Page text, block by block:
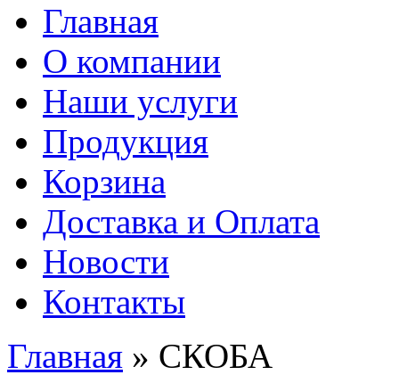
Главная
О компании
Наши услуги
Продукция
Корзина
Доставка и Оплата
Новости
Контакты
Вы здесь
Главная » СКОБА